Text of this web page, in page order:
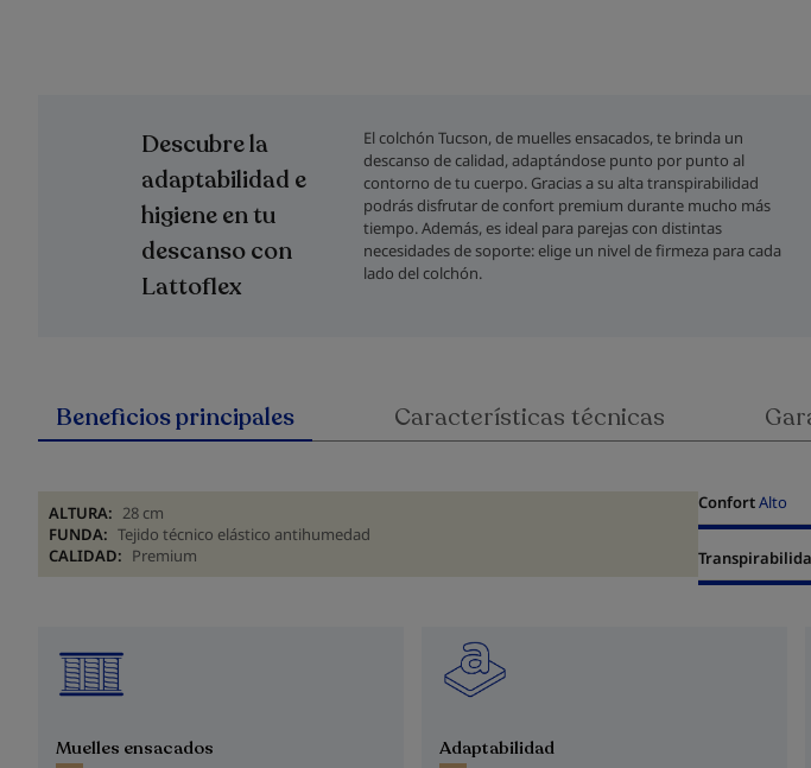
Descubre la
adaptabilidad e
higiene en tu
descanso con
Lattoflex
El colchón Tucson, de muelles ensacados, te brinda un
descanso de calidad, adaptándose punto por punto al
contorno de tu cuerpo. Gracias a su alta transpirabilidad
podrás disfrutar de confort premium durante mucho más
tiempo. Además, es ideal para parejas con distintas
necesidades de soporte: elige un nivel de firmeza para cada
lado del colchón.
Beneficios principales
ALTURA: 28 cm
FUNDA: Tejido técnico elástico antihumedad
CALIDAD: Premium
ConfortAlto
Muelles ensacados Adaptabilidad
Características técnicas